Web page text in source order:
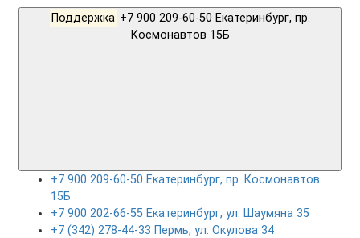
Поддержка +7 900 209-60-50 Екатеринбург, пр.
+7 900 209-60-50 Екатеринбург, пр. Космонавтов
15Б
+7 900 202-66-55 Екатеринбург, ул. Шаумяна 35
+7 (342) 278-44-33 Пермь, ул. Окулова 34